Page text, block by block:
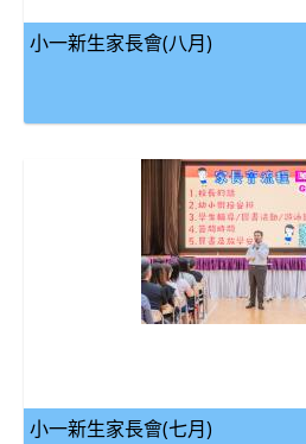
小一新生家長會(八月)
小一新生家長會(七月)